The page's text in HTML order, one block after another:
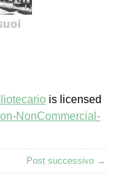
is licensed
NonCommercial-
Post successivo →